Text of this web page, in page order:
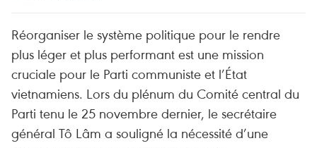
Réorganiser le système politique pour le rendre
plus léger et plus performant est une mission
cruciale pour le Parti communiste et l’État
vietnamiens. Lors du plénum du Comité central du
Parti tenu le 25 novembre dernier, le secrétaire
général Tô Lâm a souligné la nécessité d’une